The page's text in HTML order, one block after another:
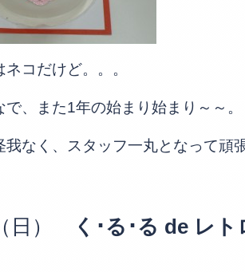
コだけど。。。
、また1年の始まり始まり～～。
我なく、スタッフ一丸となって頑
日） く･る･る de レト